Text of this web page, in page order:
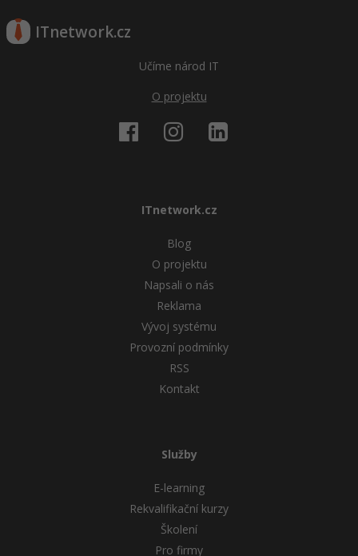
ITnetwork.cz
Učíme národ IT
O projektu
ITnetwork.cz
Blog
O projektu
Napsali o nás
Reklama
Vývoj systému
Provozní podmínky
RSS
Kontakt
Služby
E-learning
Rekvalifikační kurzy
Školení
Pro firmy